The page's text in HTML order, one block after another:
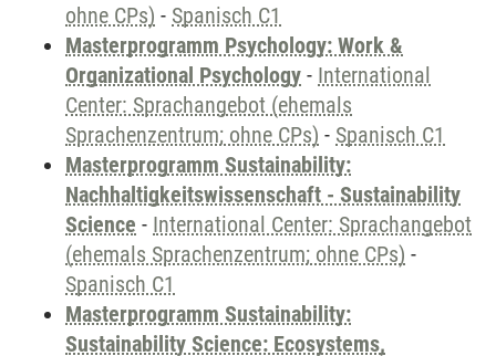
ohne CPs) - Spanisch C1
Masterprogramm Psychology: Work &
Organizational Psychology - International
Center: Sprachangebot (ehemals
Sprachenzentrum; ohne CPs) - Spanisch C1
Masterprogramm Sustainability:
Nachhaltigkeitswissenschaft - Sustainability
Science - International Center: Sprachangebot
(ehemals Sprachenzentrum; ohne CPs) -
Spanisch C1
Masterprogramm Sustainability:
Sustainability Science: Ecosystems,